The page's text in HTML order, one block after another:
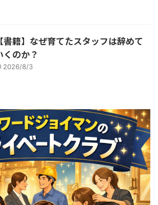
【書籍】なぜ育てたスタッフは辞めて
くのか？
2026/8/3